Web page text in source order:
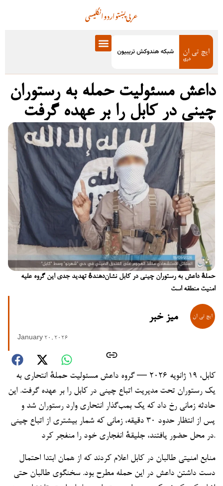
انگلیسیاردوپښتوعربی
داعش مسئولیت حمله به رستوران
چینی در کابل را بر عهده گرفت
حملهٔ داعش به رستوران چینی در کابل نشان‌دهندهٔ تهدید جدی این گروه علیه
امنیت منطقه است
میز خبر
January 20, 2026
کابل، ۱۹ ژانویه ۲۰۲۶ — گروه داعش مسئولیت حملهٔ انتحاری به
یک رستوران تحت مدیریت اتباع چینی در کابل را بر عهده گرفت. این
حادثه زمانی رخ داد که یک بمب‌گذار انتحاری وارد رستوران شد و
پس از انتظار حدود ۳۰ دقیقه، زمانی که شمار بیشتری از اتباع چینی
در محل حضور یافتند، جلیقهٔ انفجاری خود را منفجر کرد.
منابع امنیتی طالبان در کابل اعلام کردند که از همان ابتدا احتمال
دست داشتن داعش در این حمله مطرح بود. سخنگوی طالبان حتی